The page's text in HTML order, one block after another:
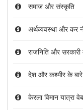
समाज और संस्कृति
अर्थव्यवस्था और कर
राजनिति और सरकारी
देश और कश्मीर के
केरला विमान यात्रा